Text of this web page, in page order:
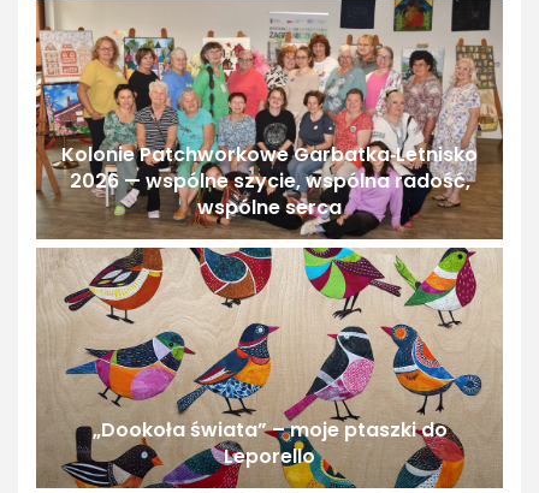
Kolonie Patchworkowe Garbatka‑Letnisko
2026 — wspólne szycie, wspólna radość,
wspólne serca
„Dookoła świata” – moje ptaszki do
Leporello